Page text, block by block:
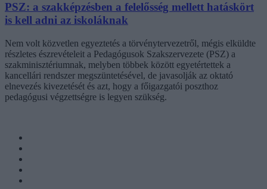
PSZ: a szakképzésben a felelősség mellett hatáskört
is kell adni az iskoláknak
Nem volt közvetlen egyeztetés a törvénytervezetről, mégis elküldte
részletes észrevételeit a Pedagógusok Szakszervezete (PSZ) a
szakminisztériumnak, melyben többek között egyetértettek a
kancellári rendszer megszüntetésével, de javasolják az oktató
elnevezés kivezetését és azt, hogy a főigazgatói poszthoz
pedagógusi végzettségre is legyen szükség.